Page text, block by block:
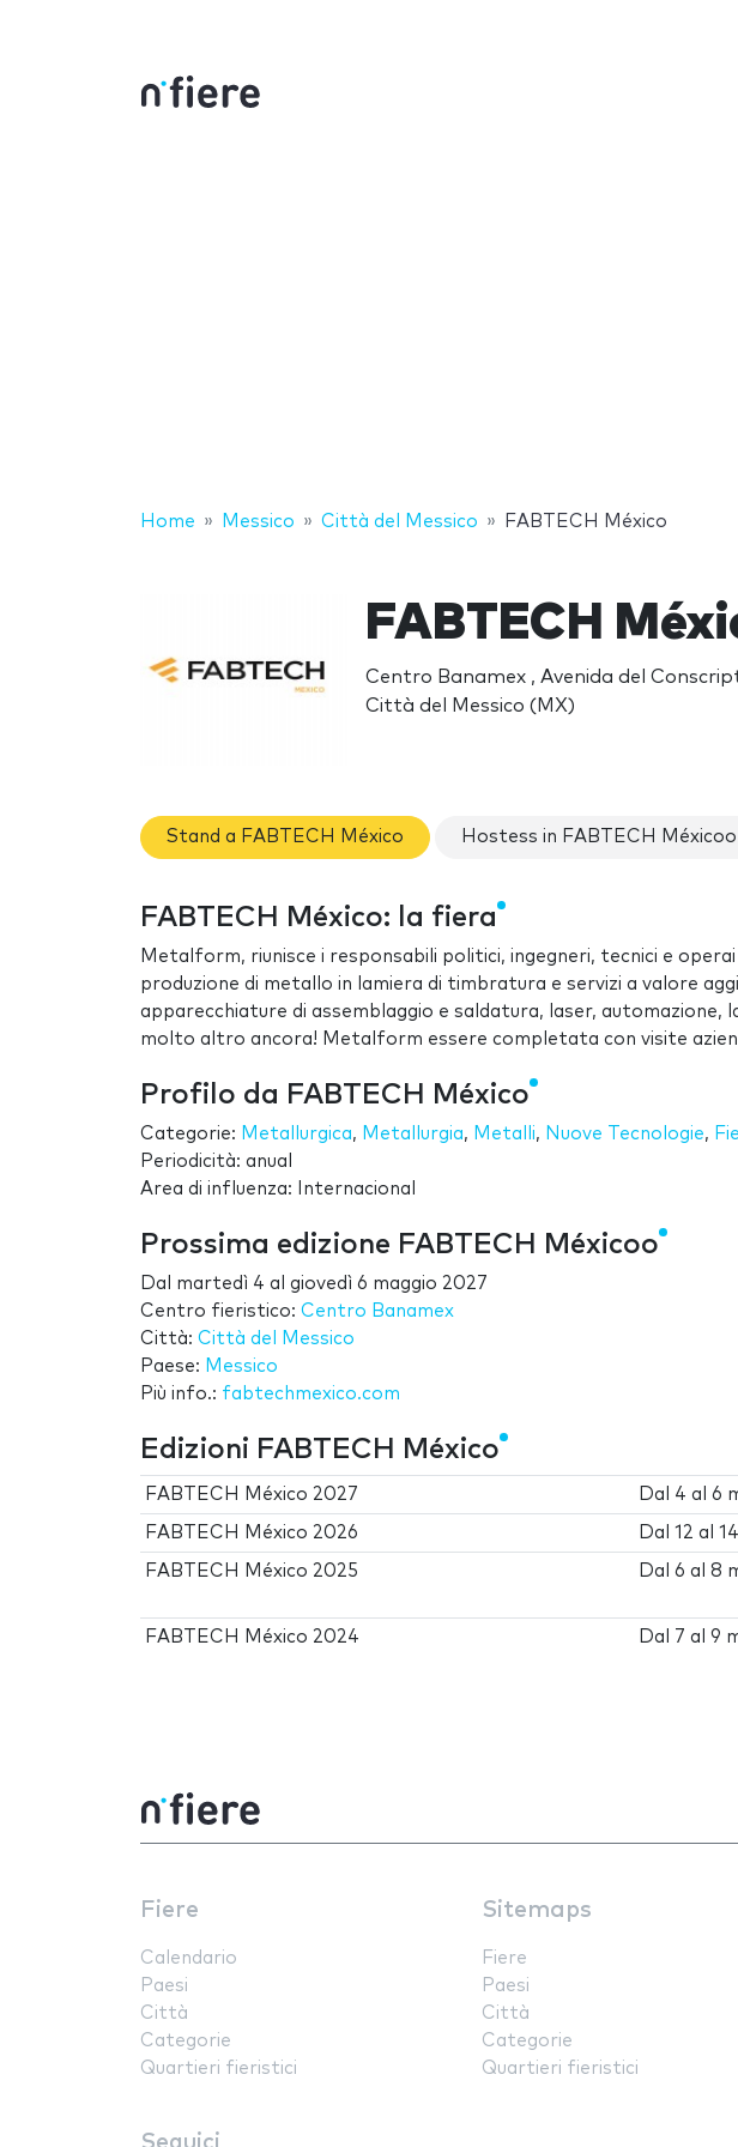
Home Messico Città del Messico FABTECH México
FABTECH
Centro Banamex , Avenida del
Città del Messico (MX)
Stand a FABTECH México Hostess in FABTECH Méxicoo
FABTECH México: la fiera
Metalform, riunisce i responsabili politici, ingegneri, tecnici e
produzione di metallo in lamiera di timbratura e servizi a valore
apparecchiature di assemblaggio e saldatura, laser,
molto altro ancora! Metalform essere completata con visite
Profilo da FABTECH México
Categorie: Metallurgica, Metallurgia, Metalli, Nuove Tecnologie,
Periodicità: anual
Area di influenza: Internacional
Prossima edizione FABTECH Méxicoo
Dal martedì 4 al giovedì 6 maggio 2027
Centro fieristico: Centro Banamex
Città: Città del Messico
Paese: Messico
Più info.: fabtechmexico.com
Edizioni FABTECH México
FABTECH México 2027 Dal 4 al6
FABTECH México 2026 Dal12 al
FABTECH México 2025 Dal6 al8
FABTECH México 2024 Dal 7 al9
Fiere
Calendario
Paesi
Città
Categorie
Quartieri fieristici
Sitemaps
Fiere
Paesi
Città
Categorie
Quartieri fieristici